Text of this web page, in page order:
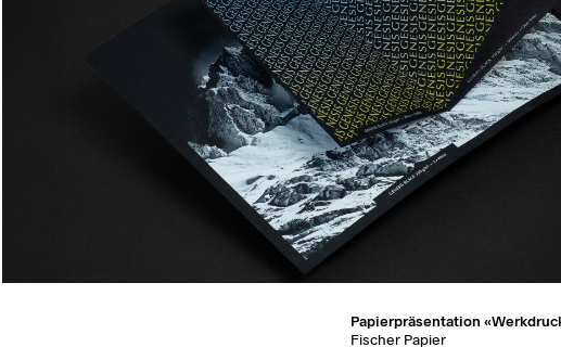
Papierpräsentation
Fischer Papier